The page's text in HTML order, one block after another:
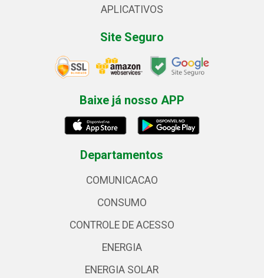
APLICATIVOS
Site Seguro
Baixe já nosso APP
Departamentos
COMUNICACAO
CONSUMO
CONTROLE DE ACESSO
ENERGIA
ENERGIA SOLAR